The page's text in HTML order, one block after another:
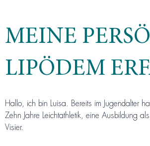
MEINE
LIPÖDEM
Hallo, ich bin Luisa. Bereits im Jugendalter
Zehn Jahre Leichtathletik, eine Ausbildung
Visier.